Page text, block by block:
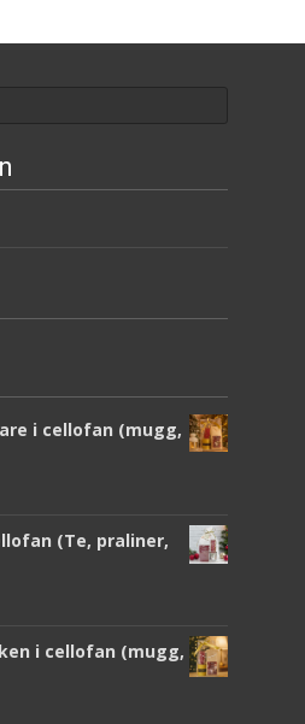
i cellofan (mugg,
(Te, praliner,
i cellofan (mugg,